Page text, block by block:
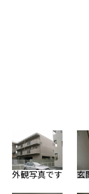
外観写真です 玄